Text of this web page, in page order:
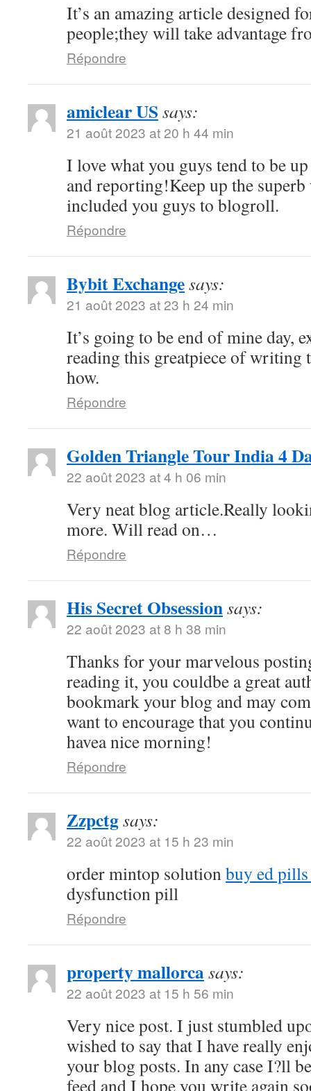
It’s an amazing article designed
people;they will take advantage
Répondre
amiclear US says:
21 août 2023 at 20 h 44 min
I love what you guys tend to be
and reporting!Keep up the superb
included you guys to blogroll.
Répondre
Bybit Exchangesays:
21 août 2023 at 23 h 24 min
It’s going to be end of mine day,
reading this greatpiece of writing
how.
Répondre
Golden Triangle Tour India 4
22 août 2023 at 4 h 06 min
Very neat blog article.Really
more. Will read on…
Répondre
His Secret Obsessionsays:
22 août 2023 at 8 h 38 min
Thanks for your marvelous
reading it, you couldbe a great
bookmark your blog and may
want to encourage that you
havea nice morning!
Répondre
Zzpctgsays:
22 août 2023 at 15 h 23 min
order mintop solutionbuy ed pills
dysfunction pill
Répondre
property mallorcasays:
22 août 2023 at 15 h 56 min
Very nice post. I just stumbled
wished to say that I have really
your blog posts. In any case I?ll
feed and I hope you write again